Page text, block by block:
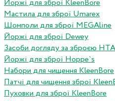
Йоржі для зброї KleenBore
Мастила для зброї Umarex
Шомполи для зброї MEGAline
Йоржі для зброї Dewey
Засоби догляду за зброєю HTA
Йоржі для зброї Hoppe`s
Набори для чищення KleenBore
Патчі для чищення зброї
Пуховки для зброї KleenBore